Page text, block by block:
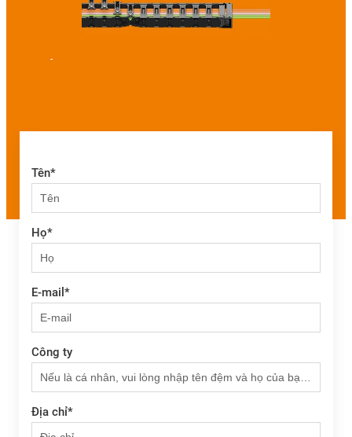
-
Tên*
Họ*
E-mail *
Công ty
Địa chỉ*